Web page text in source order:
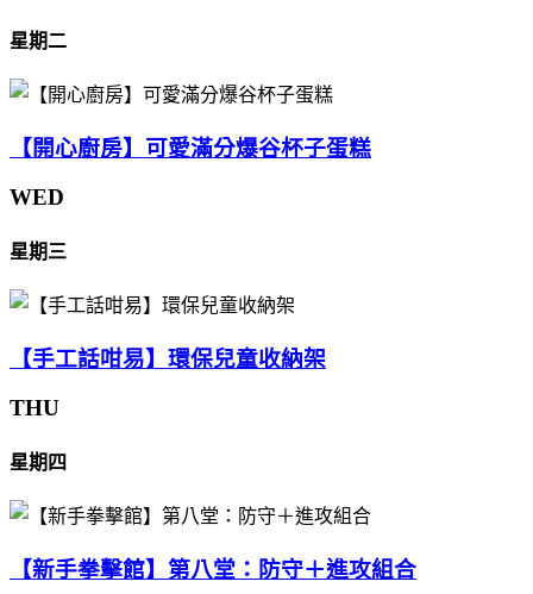
星期二
【開心廚房】可愛滿分爆谷杯子蛋糕
WED
星期三
【手工話咁易】環保兒童收納架
THU
星期四
【新手拳擊館】第八堂：防守＋進攻組合